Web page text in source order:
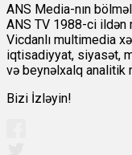
ANS Media-nın
ANS TV 1988-ci ildən
Vicdanlı multimedia
iqtisadiyyat, siyasət,
və beynəlxalq analitik
Bizi İzləyin!